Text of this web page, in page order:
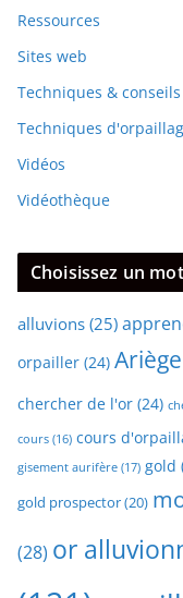
Ressources
Sites web
Techniques & conseils
Techniques
Vidéos
Vidéothèque
Choisissez un
alluvions (25)
orpailler (24) Ariège
chercher de l'or (24)
cours (16) cours
gisement aurifère (17) gold
gold prospector(20)
(28) or